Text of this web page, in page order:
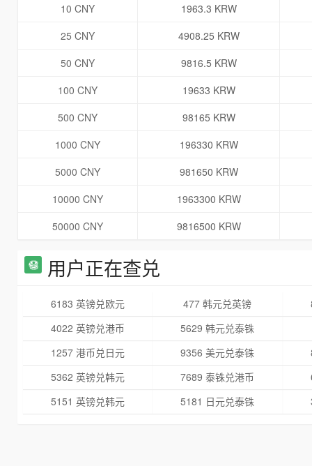
10 CNY
1963.3 KRW
25 CNY
4908.25 KRW
50 CNY
9816.5 KRW
100 CNY
19633 KRW
500 CNY
98165 KRW
1000 CNY
196330 KRW
5000 CNY
981650 KRW
10000 CNY
1963300 KRW
50000 CNY
9816500 KRW
用户正在查兑
6183 英镑兑欧元 477 韩元兑英镑
4022 英镑兑港币
5629 韩元兑泰铢
1257 港币兑日元
9356 美元兑泰铢
5362 英镑兑韩元
7689 泰铢兑港币
5151 英镑兑韩元
5181 日元兑泰铢